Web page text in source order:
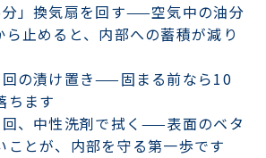
」換気扇を回す——空気中の油分
ら止めると、内部への蓄積が減り
の漬け置き——固まる前なら10
ちます
、中性洗剤で拭く——表面のベタ
ことが、内部を守る第一歩です